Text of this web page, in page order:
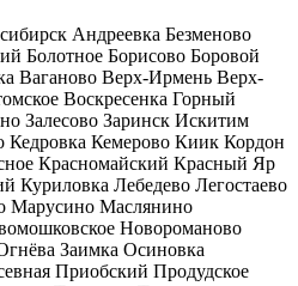
Андреевка Безменово
Болотное Борисово Боровой
Ваганово Верх-Ирмень Верх-
Воскресенка Горный
Залесово Заринск Искитим
Кедровка Кемерово Киик Кордон
Красномайский Красный Яр
Куриловка Лебедево Легостаево
Марусино Маслянино
Новороманово
Заимка Осиновка
Приобский Продудское